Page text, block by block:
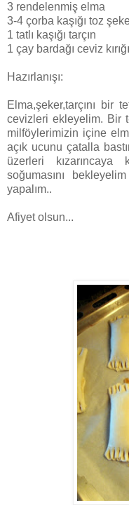
3 rendelenmiş elma
3-4 çorba kaşığı toz
1 tatlı kaşığı tarçın
1 çay bardağı ceviz kırığı
Hazırlanışı:
Elma,şeker,tarçını bir
cevizleri ekleyelim. Bir
milföylerimizin içine
açık ucunu çatalla
üzerleri kızarıncaya
soğumasını
yapalım..
Afiyet olsun...